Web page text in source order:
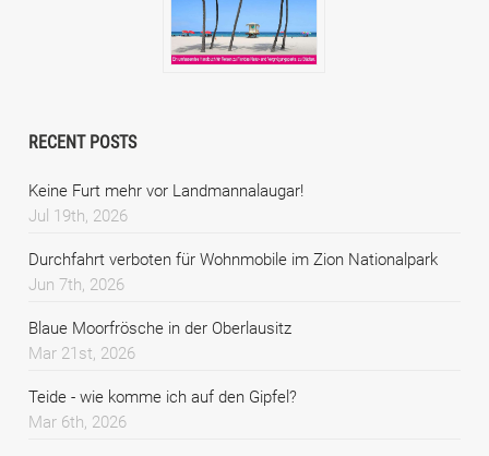
RECENT POSTS
Keine Furt mehr vor Landmannalaugar!
Jul 19th, 2026
Durchfahrt verboten für Wohnmobile im Zion Nationalpark
Jun 7th, 2026
Blaue Moorfrösche in der Oberlausitz
Mar 21st, 2026
Teide - wie komme ich auf den Gipfel?
Mar 6th, 2026